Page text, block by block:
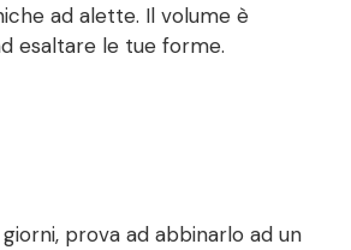
ad alette. Il volume è
esaltare le tue forme.
prova ad abbinarlo ad un